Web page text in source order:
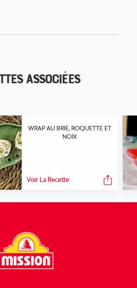
associées
WRAP AU BRIE, ROQUETTE ET
NOIX
Voir La Recette